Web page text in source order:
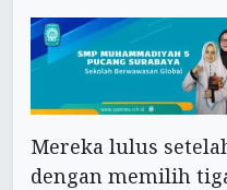
Mereka lulus
dengan memilih